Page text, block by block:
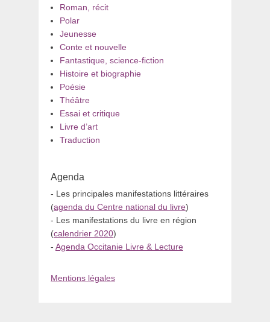
Roman, récit
Polar
Jeunesse
Conte et nouvelle
Fantastique, science-fiction
Histoire et biographie
Poésie
Théâtre
Essai et critique
Livre d’art
Traduction
Agenda
- Les principales manifestations littéraires
(agenda du Centre national du livre)
- Les manifestations du livre en région
(calendrier 2020)
- Agenda Occitanie Livre & Lecture
Mentions légales